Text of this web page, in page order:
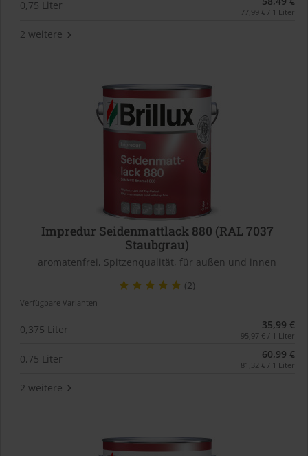
0,75 Liter 77,99 € / 1 Liter
2 weitere
Impredur Seidenmattlack 880 (RAL 7037
Staubgrau)
aromatenfrei, Spitzenqualität, für außen und innen
(2)
Verfügbare Varianten
0,375 Liter 35,99 €
95,97 € / 1 Liter
0,75 Liter 60,99 €
81,32 € / 1 Liter
2 weitere